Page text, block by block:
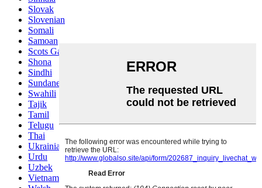
Slovak
Slovenian
Somali
Samoan
Scots Gaelic
Shona
Sindhi
Sundanese
Swahili
Tajik
Tamil
Telugu
Thai
Ukrainian
Urdu
Uzbek
Vietnamese